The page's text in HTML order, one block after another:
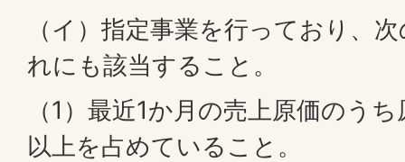
（イ）指定事業を行っており、
れにも該当すること。
（1）最近1か月の売上原価のう
以上を占めていること。